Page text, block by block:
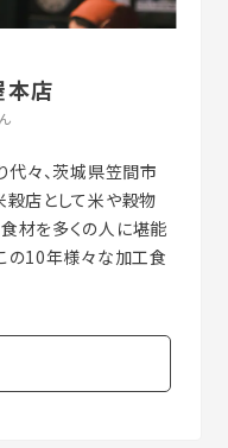
本店
々、茨城県笠間市
穀店として米や穀物
材を多くの人に堪能
の10年様々な加工食